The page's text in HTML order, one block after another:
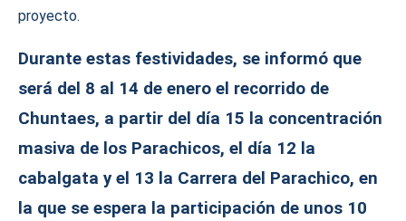
proyecto.
Durante estas festividades, se informó que
será del 8 al 14 de enero el recorrido de
Chuntaes, a partir del día 15 la concentración
masiva de los Parachicos, el día 12 la
cabalgata y el 13 la Carrera del Parachico, en
la que se espera la participación de unos 10